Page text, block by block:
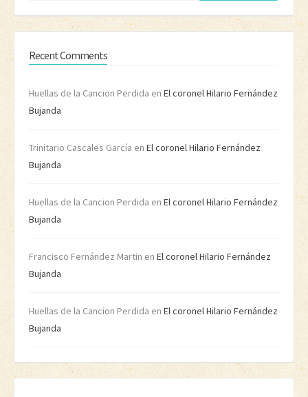
Recent Comments
Huellas de la Cancion Perdida en El coronel Hilario Fernández
Bujanda
Trinitario Cascales García en El coronel Hilario Fernández
Bujanda
Huellas de la Cancion Perdida en El coronel Hilario Fernández
Bujanda
Francisco Fernández Martin en El coronel Hilario Fernández
Bujanda
Huellas de la Cancion Perdida en El coronel Hilario Fernández
Bujanda